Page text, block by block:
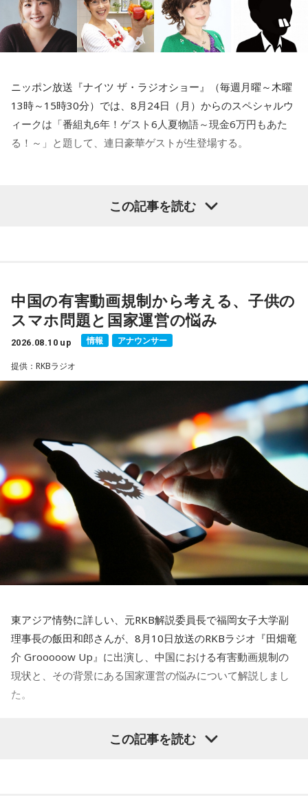
ニッポン放送『ナイツ ザ・ラジオショー』（毎週月曜～木曜
13時～15時30分）では、8月24日（月）からのスペシャルウ
ィークは「番組丸6年！ゲスト6人夏物語～現金6万円もあた
る！～」と題して、連日豪華ゲストが生登場する。
と、番組初登場の俳優・鈴木保奈美。長年芸能界で活躍し続
オビバリー昼ズ』の木曜日でナイツと共演している清水ミチ
コも出演する。そして最終日となる27日（木）のゲストはシ
ークレット。誰がゲストに来るか当日までお楽しみに。
そして、生放送で聴いていると、番組6年にちなんで現金6万
円があたる特別企画も実施予定。連日、豪華ゲストが登場す
る8月24日(月)からの『ナイツ ザ・ラジオショー』の特別企画
「番組丸6年！ゲスト6人夏物語～現金6万円もあたる！～」
をお聴き逃しなく。
ニッポン放送「ナイツ ザ・ラジオショー」 『番組丸6年！
ゲスト6人夏物語～現金6万円もあたる！～』
■放送日時：8月24日（月）～8月27日（木） 13時～15時
■出演者：
8月24日（月）ナイツ、平野ノラ ＜ゲスト＞中山秀征、鈴
木保奈美
8月25日（火）ナイツ、山﨑ケイ（相席スタート） ＜ゲス
ト＞野呂佳代
8月27日（木）ナイツ、箕輪はるか（ハリセンボン） ＜ゲ
この記事を読む
中国の有害動画規制から考える、子供の
スマホ問題と国家運営の悩み
2026.08.10 up 情報 アナウンサー
提供：RKBラジオ
東アジア情勢に詳しい、元RKB解説委員長で福岡女子大学副
理事長の飯田和郎さんが、8月10日放送のRKBラジオ『田畑竜
介 Grooooow Up』に出演し、中国における有害動画規制の
現状と、その背景にある国家運営の悩みについて解説しまし
た。
この記事を読む